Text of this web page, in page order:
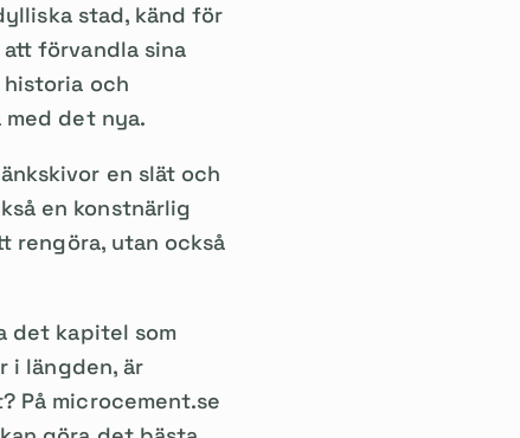
stad, känd för
förvandla sina
historia och
det nya.
en slät och
en konstnärlig
rengöra, utan också
det kapitel som
i längden, är
På microcement.se